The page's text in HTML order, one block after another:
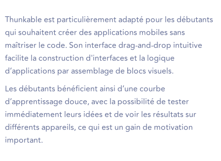
Thunkable est particulièrement adapté pour les débutants
qui souhaitent créer des applications mobiles sans
maîtriser le code. Son interface drag-and-drop intuitive
facilite la construction d'interfaces et la logique
d’applications par assemblage de blocs visuels.
Les débutants bénéficient ainsi d’une courbe
d’apprentissage douce, avec la possibilité de tester
immédiatement leurs idées et de voir les résultats sur
différents appareils, ce qui est un gain de motivation
important.